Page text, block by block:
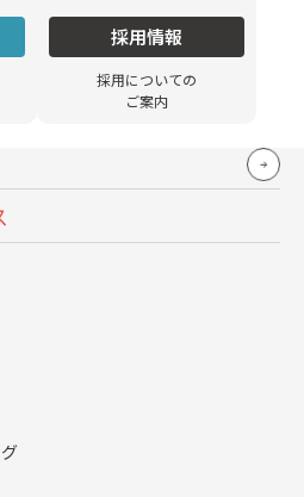
採用情報
採用についての
ご案内
は、年々前倒しが進んでいま
とは理解しつつも、実際の現
プを起点に早期選考へ進む流
6〜9月にインターンシップ
選考を案内する前提で設計
れます。
では早くても当年2～3月だ
採用では前年中に内定を出す
。
進む一方で、成果につながら
す。
りたい人材像が十分に整理で
準が本当に採りたい人に合っ
面の課題が影響しているケー